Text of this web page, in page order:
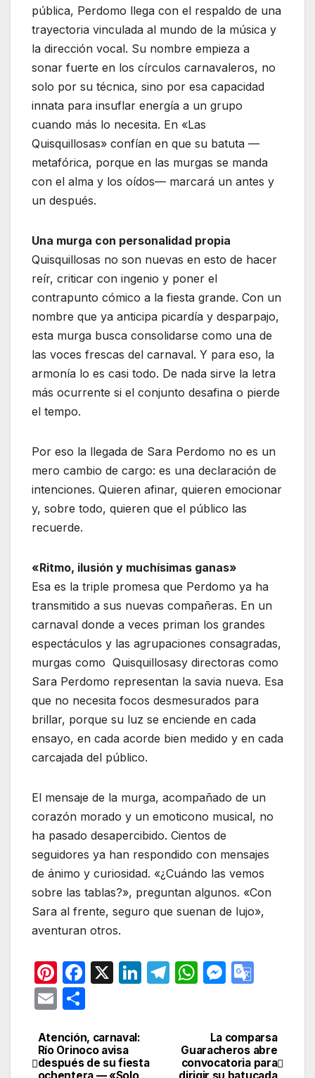
pública, Perdomo llega con el respaldo de una
trayectoria vinculada al mundo de la música y
la dirección vocal. Su nombre empieza a
sonar fuerte en los círculos carnavaleros, no
solo por su técnica, sino por esa capacidad
innata para insuflar energía a un grupo
cuando más lo necesita. En «Las
Quisquillosas» confían en que su batuta —
metafórica, porque en las murgas se manda
con el alma y los oídos— marcará un antes y
un después.
Una murga con personalidad propia
Quisquillosas no son nuevas en esto de hacer
reír, criticar con ingenio y poner el
contrapunto cómico a la fiesta grande. Con un
nombre que ya anticipa picardía y desparpajo,
esta murga busca consolidarse como una de
las voces frescas del carnaval. Y para eso, la
armonía lo es casi todo. De nada sirve la letra
más ocurrente si el conjunto desafina o pierde
el tempo.
Por eso la llegada de Sara Perdomo no es un
mero cambio de cargo: es una declaración de
intenciones. Quieren afinar, quieren emocionar
y, sobre todo, quieren que el público las
recuerde.
«Ritmo, ilusión y muchísimas ganas»
Esa es la triple promesa que Perdomo ya ha
transmitido a sus nuevas compañeras. En un
carnaval donde a veces priman los grandes
espectáculos y las agrupaciones consagradas,
murgas como Quisquillosasy directoras como
Sara Perdomo representan la savia nueva. Esa
que no necesita focos desmesurados para
brillar, porque su luz se enciende en cada
ensayo, en cada acorde bien medido y en cada
carcajada del público.
El mensaje de la murga, acompañado de un
corazón morado y un emoticono musical, no
ha pasado desapercibido. Cientos de
seguidores ya han respondido con mensajes
de ánimo y curiosidad. «¿Cuándo las vemos
sobre las tablas?», preguntan algunos. «Con
Sara al frente, seguro que suenan de lujo»,
aventuran otros.
Pi
nt
er
e
st
F
e
b
X
Li
dI
T
gr
W
A
M
s
e
gl
e
E
ail m
p
Navegación
La comparsa
Guaracheros abre
convocatoria para
Atención, carnaval:
Río Orinoco avisa
después de su fiesta